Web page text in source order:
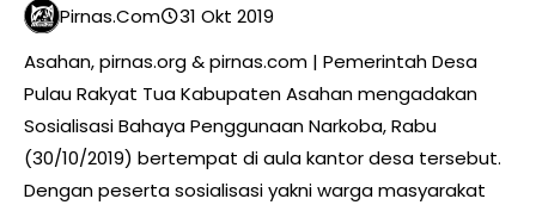
Pirnas.com
31 Okt 2019
Asahan, pirnas.org & pirnas.com | Pemerintah Desa
Pulau Rakyat Tua Kabupaten Asahan mengadakan
Sosialisasi Bahaya Penggunaan Narkoba, Rabu
(30/10/2019) bertempat di aula kantor desa tersebut.
Dengan peserta sosialisasi yakni warga masyarakat